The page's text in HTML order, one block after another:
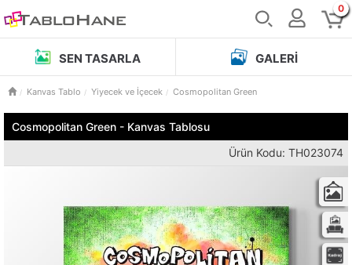
0
SEN TASARLA GALERI
Kanvas Tablo Yiyecek ve İçecek Cosmopolitan Green
Cosmopolitan Green - Kanvas Tablosu
Ürün Kodu: TH023074